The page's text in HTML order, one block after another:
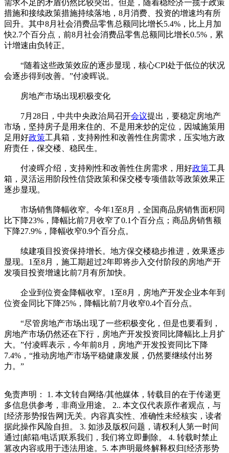
需求不足的矛盾仍然比较突出。但是，随着稳经济一揽子政策
措施和接续政策措施持续落地，8月消费、投资的增速均有所
回升。其中8月社会消费品零售总额同比增长5.4%，比上月加
快2.7个百分点，前8月社会消费品零售总额同比增长0.5%，累
计增速由负转正。
“随着这些政策效应的逐步显现，核心CPI处于低位的状况
会逐步得到改善。”付凌晖说。
房地产市场出现积极变化
7月28日，中共中央政治局召开会议提出，要稳定房地产
市场，坚持房子是用来住的、不是用来炒的定位，因城施策用
足用好政策工具箱，支持刚性和改善性住房需求，压实地方政
府责任，保交楼、稳民生。
付凌晖介绍，支持刚性和改善性住房需求，用好政策工具
箱，灵活运用阶段性信贷政策和保交楼专项借款等政策效果正
逐步显现。
市场销售降幅收窄。今年1至8月，全国商品房销售面积同
比下降23%，降幅比前7月收窄了0.1个百分点；商品房销售额
下降27.9%，降幅收窄0.9个百分点。
续建项目投资保持增长。地方保交楼稳步推进，效果逐步
显现。1至8月，施工期超过2年即将步入交付阶段的房地产开
发项目投资增速比前7月有所加快。
企业到位资金降幅收窄。1至8月，房地产开发企业本年到
位资金同比下降25%，降幅比前7月收窄0.4个百分点。
“尽管房地产市场出现了一些积极变化，但是也要看到，
房地产市场仍然还在下行，房地产开发投资同比降幅比上月扩
大。”付凌晖表示，今年前8月，房地产开发投资同比下降
7.4%，“推动房地产市场平稳健康发展，仍然要继续付出努
力。”
免责声明： 1. 本文转自网络/其他媒体，转载目的在于传递更
多信息供参考，非商业用途。 2.. 本文仅代表原作者观点，与
[经济形势报告网]无关。内容真实性、准确性未经核实，读者
据此操作风险自担。 3. 如涉及版权问题，请权利人第一时间
通过[邮箱/电话]联系我们，我们将立即删除。 4. 转载时禁止
篡改内容或用于违法用途。5. 本声明最终解释权归[经济形势